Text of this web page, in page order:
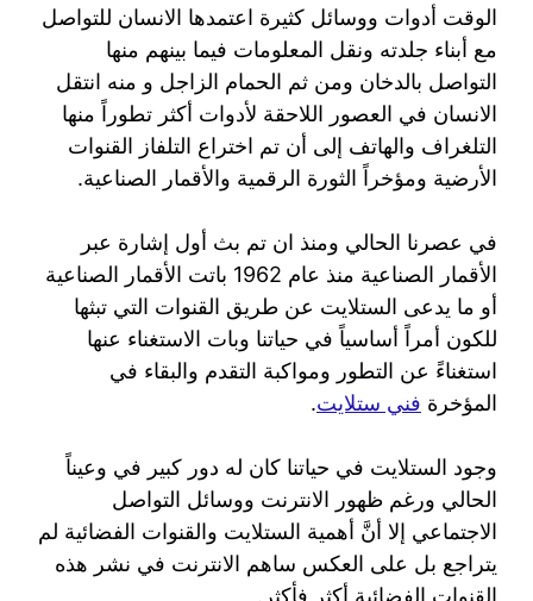
الوقت أدوات ووسائل كثيرة اعتمدها الانسان للتواصل
مع أبناء جلدته ونقل المعلومات فيما بينهم منها
التواصل بالدخان ومن ثم الحمام الزاجل و منه انتقل
الانسان في العصور اللاحقة لأدوات أكثر تطوراً منها
التلغراف والهاتف إلى أن تم اختراع التلفاز القنوات
الأرضية ومؤخراً الثورة الرقمية والأقمار الصناعية.
في عصرنا الحالي ومنذ ان تم بث أول إشارة عبر
الأقمار الصناعية منذ عام 1962 باتت الأقمار الصناعية
أو ما يدعى الستلايت عن طريق القنوات التي تبثها
للكون أمراً أساسياً في حياتنا وبات الاستغناء عنها
استغناءً عن التطور ومواكبة التقدم والبقاء في
المؤخرة فني ستلايت.
وجود الستلايت في حياتنا كان له دور كبير في وعيناً
الحالي ورغم ظهور الانترنت ووسائل التواصل
الاجتماعي إلا أنَّ أهمية الستلايت والقنوات الفضائية لم
يتراجع بل على العكس ساهم الانترنت في نشر هذه
القنوات الفضائية أكثر فأكثر.